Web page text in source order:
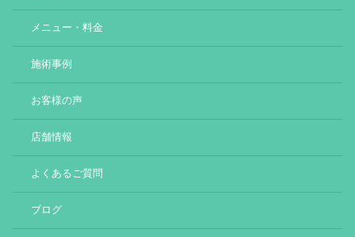
メニュー・料金
施術事例
お客様の声
店舗情報
よくあるご質問
ブログ